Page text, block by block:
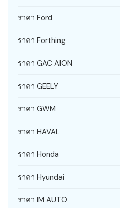
ราคา Ford
ราคา Forthing
ราคา GAC AION
ราคา GEELY
ราคา GWM
ราคา HAVAL
ราคา Honda
ราคา Hyundai
ราคา IM AUTO